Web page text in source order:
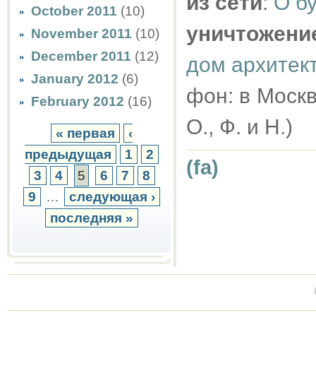
October 2011 (10)
November 2011 (10)
December 2011 (12)
January 2012 (6)
February 2012 (16)
« первая
‹
предыдущая
1
2
3
4 5 6 7
8
9
…
следующая ›
последняя »
дом
фон: в
О., Ф. и Н.)
(fa)